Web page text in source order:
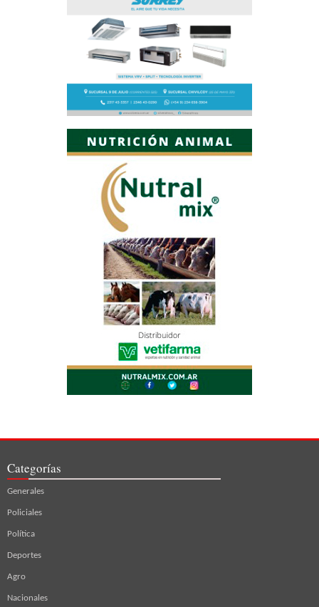
Categorías
Generales
Policiales
Política
Deportes
Agro
Nacionales